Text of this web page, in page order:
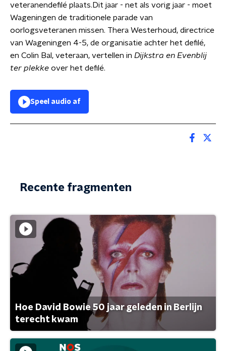
veteranendefilé plaats.Dit jaar - net als vorig jaar - moet
Wageningen de traditionele parade van
oorlogsveteranen missen. Thera Westerhoud, directrice
van Wageningen 4-5, de organisatie achter het defilé,
en Colin Bal, veteraan, vertellen in Dijkstra en Evenblij
ter plekke over het defilé.
Speel audio af
Recente fragmenten
Hoe David Bowie 50 jaar geleden in Berlijn
terecht kwam